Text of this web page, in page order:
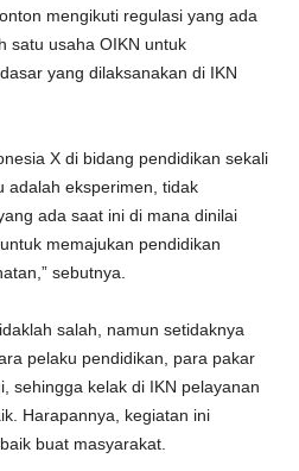
mengikuti regulasi yang ada
satu usaha OIKN untuk
yang dilaksanakan di IKN
X di bidang pendidikan sekali
adalah eksperimen, tidak
ada saat ini di mana dinilai
memajukan pendidikan
sebutnya.
salah, namun setidaknya
pelaku pendidikan, para pakar
sehingga kelak di IKN pelayanan
Harapannya, kegiatan ini
buat masyarakat.